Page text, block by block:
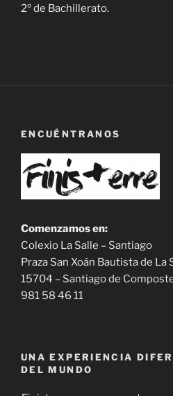
2º de Bachillerato.
ENCUÉNTRANOS
Comenzamos en:
Colexio La Salle – Santiago
Praza San Xoán Bautista de La
15704 – Santiago de
981 58 46 11
UNA EXPERIENCIA
DEL MUNDO